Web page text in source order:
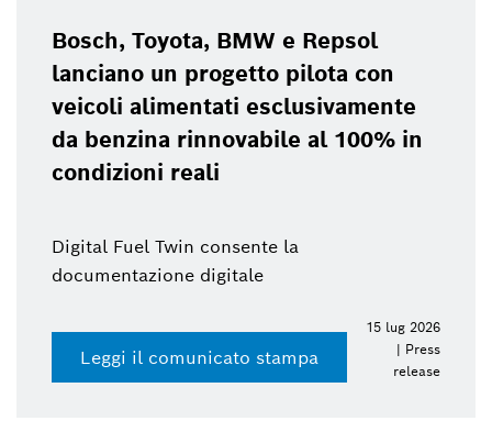
Bosch, Toyota, BMW e Repsol
lanciano un progetto pilota con
veicoli alimentati esclusivamente
da benzina rinnovabile al 100% in
condizioni reali
Digital Fuel Twin consente la
documentazione digitale
Leggi il comunicato stampa
15 lug 2026
| Press
release